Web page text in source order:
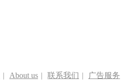
| About us | 联系我们 | 广告服务